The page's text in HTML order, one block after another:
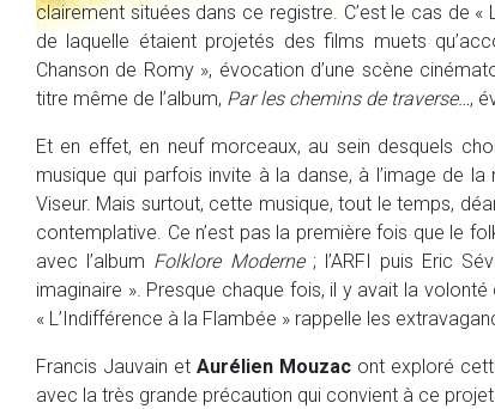
clairement situées dans ce registre. C’est le cas de «
de laquelle étaient projetés des films muets
Chanson de Romy », évocation d’une scène
titre même de l’album, Par les chemins de traverse…,
Et en effet, en neuf morceaux, au sein desquels
musique qui parfois invite à la danse, à l’image de
Viseur. Mais surtout, cette musique, tout le temps,
contemplative. Ce n’est pas la première fois que le
avec l’album Folklore Moderne; l’ARFI puis Eric
imaginaire ». Presque chaque fois, il y avait la volonté
« L’Indifférence à la Flambée » rappelle les
Francis Jauvain et Aurélien Mouzacont exploré
avec la très grande précaution qui convient à ce